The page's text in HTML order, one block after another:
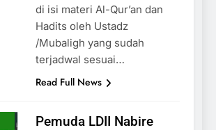
di isi materi Al-Qur’an dan
Hadits oleh Ustadz
/Mubaligh yang sudah
terjadwal sesuai…
Read Full News
Pemuda LDII Nabire